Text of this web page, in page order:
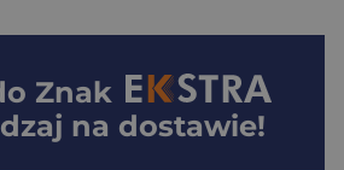
Znak
na dostawie!